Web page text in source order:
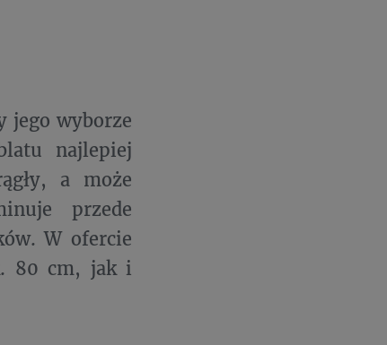
jego wyborze
najlepiej
a może
przede
W ofercie
80 cm, jak i